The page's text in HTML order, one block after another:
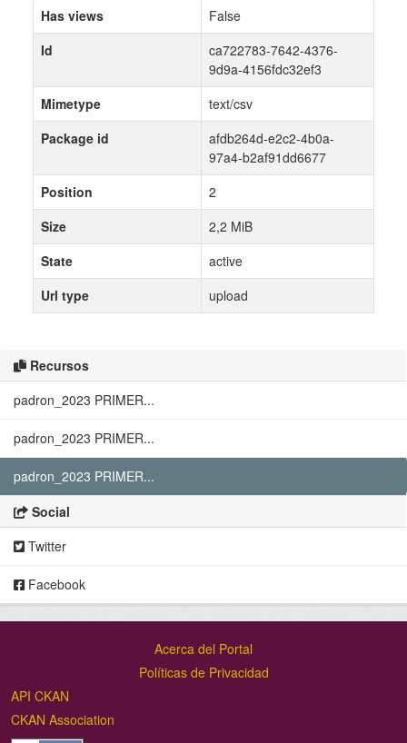
Recursos
padron_2023 PRIMER...
padron_2023 PRIMER...
padron_2023 PRIMER...
Social
Twitter
Facebook
Has views
False
Id
ca722783-7642-4376-
9d9a-4156fdc32ef3
Mimetype
text/csv
Package id
afdb264d-e2c2-4b0a-
97a4-b2af91dd6677
Position
2
Size
2,2 MiB
State
active
Url type
upload
Acerca del Portal
Políticas de Privacidad
API CKAN
CKAN Association